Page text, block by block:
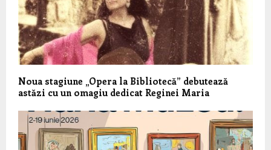
Noua stagiune „Opera la Bibliotecă” debutează
astăzi cu un omagiu dedicat Reginei Maria